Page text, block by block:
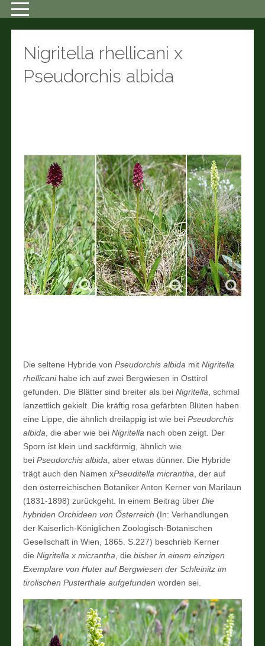
Nigritella rhellicani x
Pseudorchis albida
Die seltene Hybride vonPseudorchis albida mitNigritella
rhellicanihabe ich auf zwei Bergwiesen in Osttirol
gefunden. Die Blätter sind breiter als beiNigritella , schmal
lanzettlich gekielt. Die kräftig rosa gefärbten Blüten haben
eine Lippe, die ähnlich dreilappig ist wie beiPseudorchis
albida , die aber wie beiNigritella nach oben zeigt. Der
Sporn ist klein und sackförmig, ähnlich wie
beiPseudorchis albida , aber etwas dünner. Die Hybride
trägt auch den Namen xPseuditella micrantha , der auf
den österreichischen Botaniker Anton Kerner von Marilaun
(1831-1898) zurückgeht. In einem Beitrag überDie
hybriden Orchideen von Österreich (In: Verhandlungen
der Kaiserlich-Königlichen Zoologisch-Botanischen
Gesellschaft in Wien, 1865. S.227) beschrieb Kerner
dieNigritella x micrantha , diebisher in einem einzigen
Exemplare von Huter auf Bergwiesen der Schleinitz im
tirolischen Pusterthale aufgefunden worden sei.